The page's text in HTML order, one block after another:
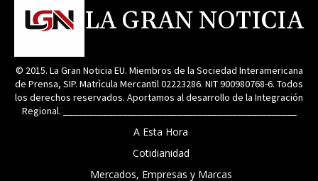
LA GRAN NOTICIA
© 2015. La Gran Noticia EU. Miembros de la Sociedad Interamericana
de Prensa, SIP. Matrìcula Mercantil 02223286. NIT 900980768-6. Todos
los derechos reservados. Aportamos al desarrollo de la Integración
Regional. _______________________________________________
A Esta Hora
Cotidianidad
Mercados, Empresas y Marcas